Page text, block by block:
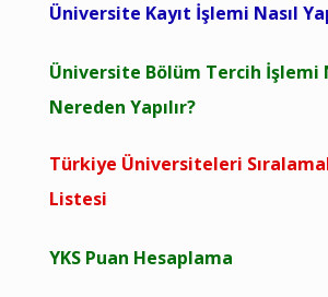
Üniversite Kayıt İşlemi Nasıl
Üniversite Bölüm Tercih İşlemi
Nereden Yapılır?
Türkiye Üniversiteleri
Listesi
YKS Puan Hesaplama